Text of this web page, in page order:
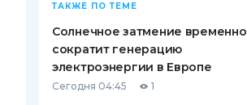
ТАКЖЕ ПО ТЕМЕ
Солнечное затмение временно
сократит генерацию
электроэнергии в Европе
Сегодня 04:45 1